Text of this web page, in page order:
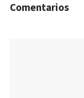
Comentarios